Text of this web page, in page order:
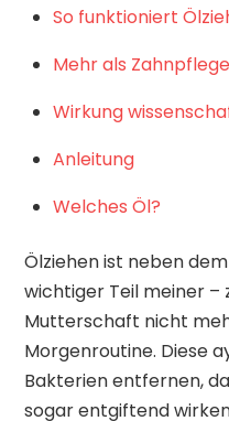
So funktioniert
Mehr als Zahnpflege
Wirkung
Anleitung
Welches Öl?
Ölziehen ist neben
wichtiger Teil meiner –
Mutterschaft nicht
Morgenroutine. Diese
Bakterien entfernen,
sogar entgiftend